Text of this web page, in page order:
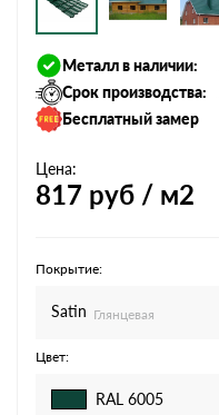
Металл в наличии:
Срок производства:
Бесплатный замер
Цена:
817 руб / м2
Покрытие:
Satin Глянцевая
Цвет:
RAL 6005